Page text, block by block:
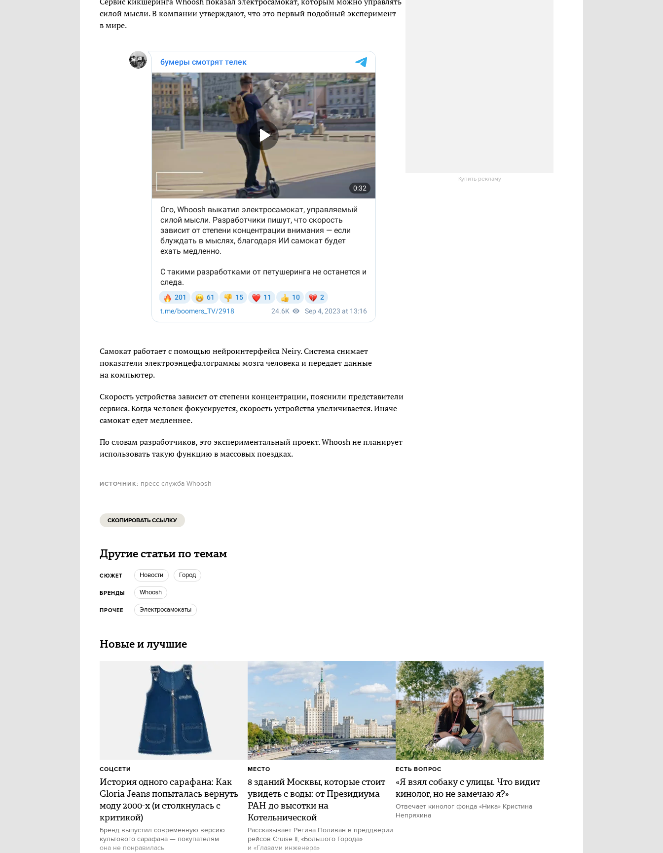
силой мысли. В компании утверждают, что это первый подобный эксперимент
в мире.
Самокат работает с помощью нейроинтерфейса Neiry. Система снимает
показатели электроэнцефалограммы мозга человека и передает данные
на компьютер.
Скорость устройства зависит от степени концентрации, пояснили представители
сервиса. Когда человек фокусируется, скорость устройства увеличивается. Иначе
самокат едет медленнее.
По словам разработчиков, это экспериментальный проект. Whoosh не планирует
использовать такую функцию в массовых поездках.
ИСТОЧНИК: пресс-служба Whoosh
Купить рекламу
СКОПИРОВАТЬ ССЫЛКУ
Другие статьи по темам
СЮЖЕТ новости город
БРЕНДЫ Whoosh
ПРОЧЕЕ Электросамокаты
Новые и лучшие
История одного сарафана: Как
Gloria Jeans попыталась вернуть
моду 2000-х (и столкнулась с
критикой)
Бренд выпустил современную версию
культового сарафана — покупателям
она не понравилась
СОЦСЕТИ
8 зданий Москвы, которые стоит
увидеть с воды: от Президиума
РАН до высотки на
Котельнической
Рассказывает Регина Поливан в преддверии
рейсов Cruise II, «Большого Города»
и «Глазами инженера»
МЕСТО
«Я взял собаку с улицы. Что видит
кинолог, но не замечаю я?»
Отвечает кинолог фонда «Ника» Кристина
Непряхина
ЕСТЬ ВОПРОС